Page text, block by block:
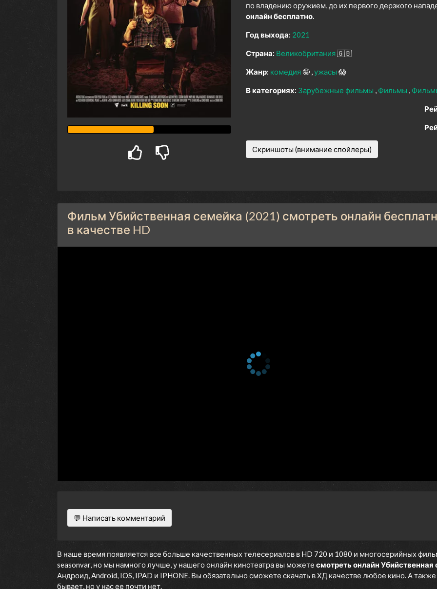
по владению оружием, до их первого дерзкого
онлайн бесплатно.
Год выхода: 2021
Страна: Великобритания🇬🇧
Жанр: комедия 🤪 ужасы 😱
В категориях: Зарубежные фильмы Фильмы
Скриншоты (внимание спойлеры)
Фильм Убийственная семейка (2021) смотреть онлайн
в качестве HD
💬 Написать комментарий
В наше время появляется все больше качественных телесериалов в HD 720 и 1080 и многосерийных
seasonvar, но мы намного лучше, у нашего онлайн кинотеатра вы можете смотреть онлайн Убийственная
Андроид, Android, IOS, IPAD и IPHONE. Вы обязательно сможете скачать в ХД качестве любое кино. А
бывает, но у нас ее почти нет.